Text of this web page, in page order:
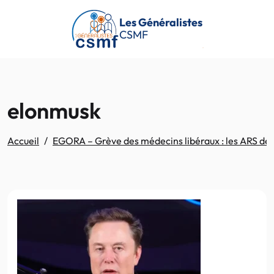
Passer au contenu principal
Les Généralistes
CSMF
elonmusk
Accueil EGORA – Grève des médecins libéraux : les ARS